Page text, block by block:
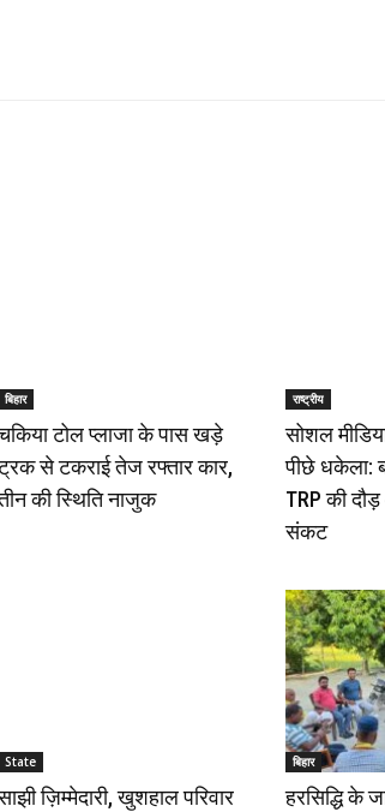
बिहार
टोल प्लाजा के पास खड़े
से टकराई तेज रफ्तार कार,
की स्थिति नाजुक
राष्ट्रीय
सोशल
पीछे धकेला:
TRP की
संकट
State
ज़िम्मेदारी, खुशहाल परिवार
बिहार
हरसिद्धि के